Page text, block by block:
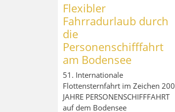
Flexibler
Fahrradurlaub durch
die
Personenschifffahrt
am Bodensee
51. Internationale
Flottensternfahrt im Zeichen 200
JAHRE PERSONENSCHIFFFAHRT
auf dem Bodensee